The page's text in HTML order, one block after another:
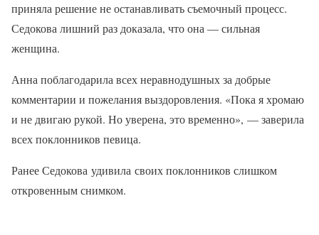
приняла решение не останавливать съемочный процесс.
Седокова лишний раз доказала, что она — сильная
женщина.
Анна поблагодарила всех неравнодушных за добрые
комментарии и пожелания выздоровления. «Пока я хромаю
и не двигаю рукой. Но уверена, это временно», — заверила
всех поклонников певица.
Ранее Седокова удивила своих поклонников слишком
откровенным снимком.